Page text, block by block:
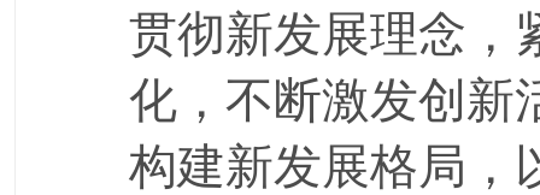
贯彻新发展理念，
化，不断激发创新
构建新发展格局，